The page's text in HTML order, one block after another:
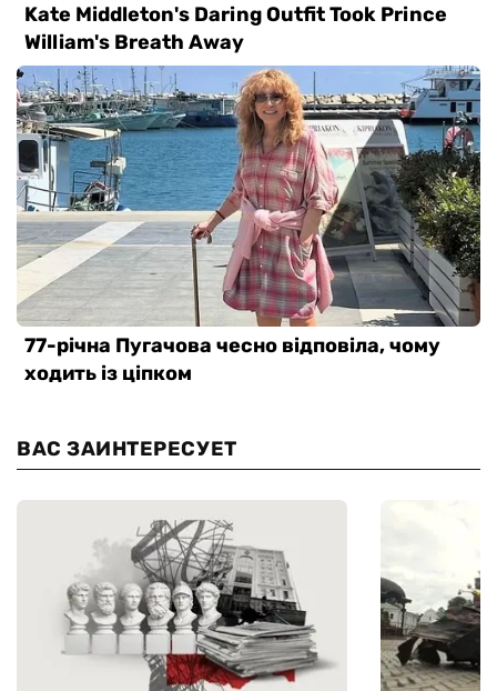
ВАС ЗАИНТЕРЕСУЕТ